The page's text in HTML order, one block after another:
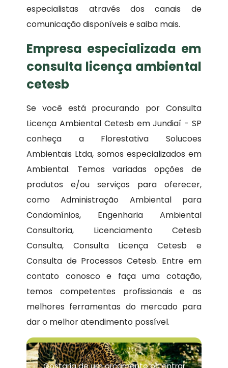
especialistas através dos canais de
comunicação disponíveis e saiba mais.
Empresa especializada em
consulta licença ambiental
cetesb
Se você está procurando por Consulta
Licença Ambiental Cetesb em Jundiaí - SP
conheça a Florestativa Solucoes
Ambientais Ltda, somos especializados em
Ambiental. Temos variadas opções de
produtos e/ou serviços para oferecer,
como Administração Ambiental para
Condomínios, Engenharia Ambiental
Consultoria, Licenciamento Cetesb
Consulta, Consulta Licença Cetesb e
Consulta de Processos Cetesb. Entre em
contato conosco e faça uma cotação,
temos competentes profissionais e as
melhores ferramentas do mercado para
dar o melhor atendimento possível.
Gostaria de um orçamento ou entrar